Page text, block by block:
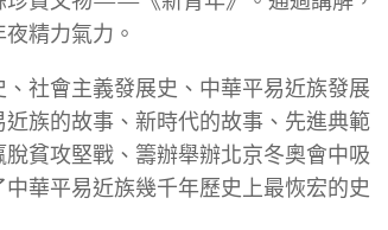
精力氣力。
社會主義發展史、中華平易近族發展
族的故事、新時代的故事、先進典範
貧攻堅戰、籌辦舉辦北京冬奧會中吸
華平易近族幾千年歷史上最恢宏的史